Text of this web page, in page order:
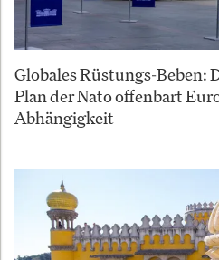
Globales Rüstungs-Beben:
Plan der Nato offenbart
Abhängigkeit